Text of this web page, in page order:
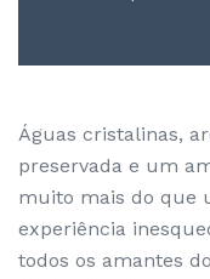
Águas cristalinas,
preservada e um
muito mais do que
experiência
todos os amantes